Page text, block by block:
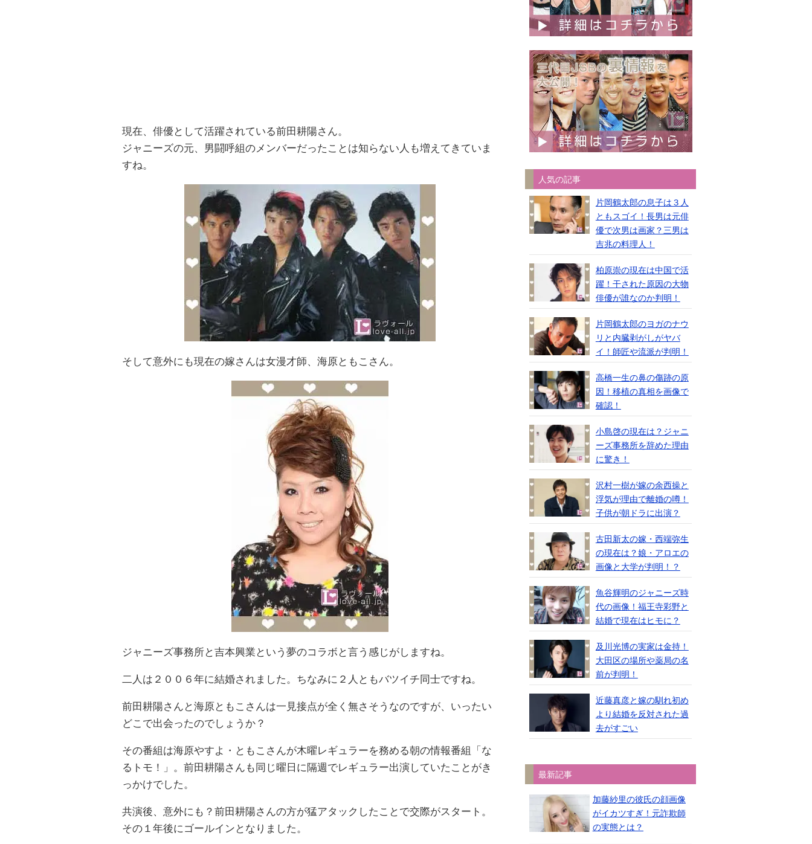
現在、俳優として活躍されている前田耕陽さん。
ジャニーズの元、男闘呼組のメンバーだったことは知らない人も増えてきていま
すね。
そして意外にも現在の嫁さんは女漫才師、海原ともこさん。
ジャニーズ事務所と吉本興業という夢のコラボと言う感じがしますね。
二人は２００６年に結婚されました。ちなみに２人ともバツイチ同士ですね。
前田耕陽さんと海原ともこさんは一見接点が全く無さそうなのですが、いったい
どこで出会ったのでしょうか？
その番組は海原やすよ・ともこさんが木曜レギュラーを務める朝の情報番組「な
るトモ！」。前田耕陽さんも同じ曜日に隔週でレギュラー出演していたことがき
っかけでした。
共演後、意外にも？前田耕陽さんの方が猛アタックしたことで交際がスタート。
その１年後にゴールインとなりました。
人気の記事
片岡鶴太郎の息子は３人
ともスゴイ！長男は元俳
優で次男は画家？三男は
吉兆の料理人！
柏原崇の現在は中国で活
躍！干された原因の大物
俳優が誰なのか判明！
片岡鶴太郎のヨガのナウ
リと内臓剥がしがヤバ
イ！師匠や流派が判明！
高橋一生の鼻の傷跡の原
因！移植の真相を画像で
確認！
小島啓の現在は？ジャニ
ーズ事務所を辞めた理由
に驚き！
沢村一樹が嫁の余西操と
浮気が理由で離婚の噂！
子供が朝ドラに出演？
古田新太の嫁・西端弥生
の現在は？娘・アロエの
画像と大学が判明！？
魚谷輝明のジャニーズ時
代の画像！福王寺彩野と
結婚で現在はヒモに？
及川光博の実家は金持！
大田区の場所や薬局の名
前が判明！
近藤真彦と嫁の馴れ初め
より結婚を反対された過
去がすごい
最新記事
加藤紗里の彼氏の顔画像
がイカツすぎ！元詐欺師
の実態とは？